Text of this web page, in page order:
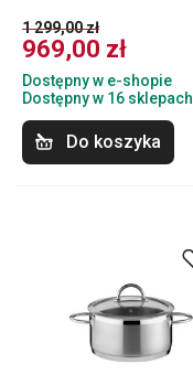
1 299,00 zł
969,00 zł
Dostępny w e-shopie
Dostępny w 16 sklepach
Do koszyka